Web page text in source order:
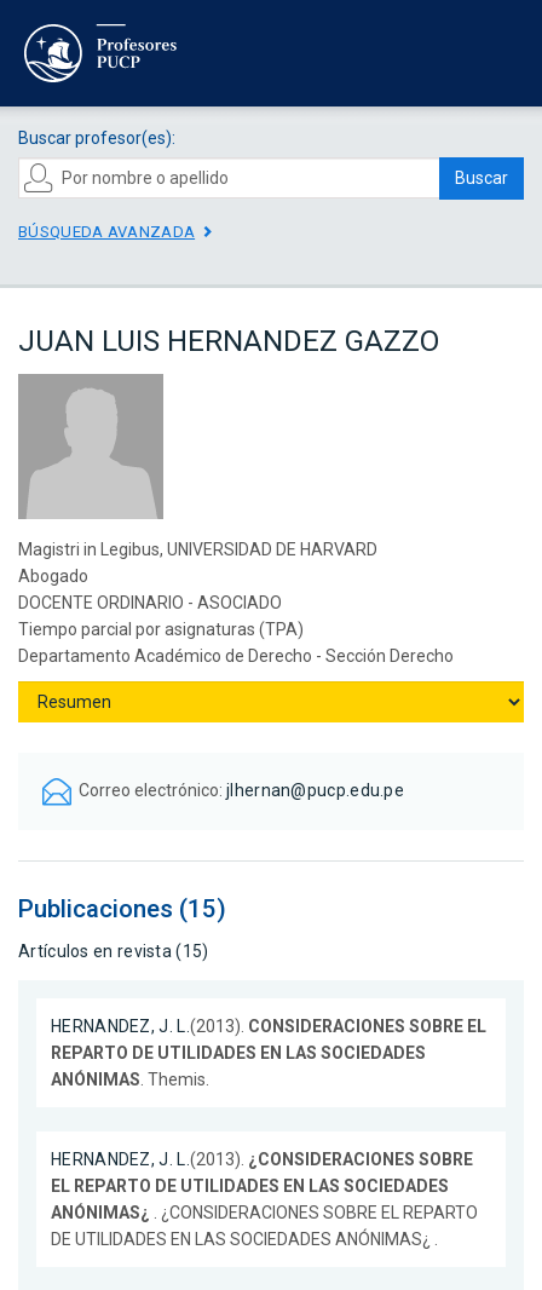
Buscar profesor(es):
Buscar
BÚSQUEDA AVANZADA
JUAN LUIS HERNANDEZ GAZZO
Magistri in Legibus, UNIVERSIDAD DE HARVARD
Abogado
DOCENTE ORDINARIO - ASOCIADO
Tiempo parcial por asignaturas (TPA)
Departamento Académico de Derecho - Sección Derecho
Correo electrónico: jlhernan@pucp.edu.pe
Publicaciones (15)
Artículos en revista (15)
HERNANDEZ, J. L. (2013). CONSIDERACIONES SOBRE EL
REPARTO DE UTILIDADES EN LAS SOCIEDADES
ANÓNIMAS . Themis.
HERNANDEZ, J. L. (2013). ¿CONSIDERACIONES SOBRE
EL REPARTO DE UTILIDADES EN LAS SOCIEDADES
ANÓNIMAS¿
. ¿CONSIDERACIONES SOBRE EL REPARTO
DE UTILIDADES EN LAS SOCIEDADES ANÓNIMAS¿ .